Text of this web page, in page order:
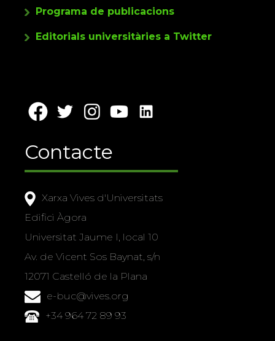
Programa de publicacions
Editorials universitàries a Twitter
Contacte
Xarxa Vives d'Universitats
Edifici Àgora
Universitat Jaume I, local 10
Av. de Vicent Sos Baynat, s/n
12071 Castelló de la Plana
e-buc@vives.org
+34 964 72 89 93